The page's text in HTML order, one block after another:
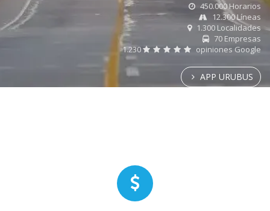
450.000 Horarios
12.300 Líneas
1.300 Localidades
70 Empresas
1.230
opiniones Google
APP URUBUS